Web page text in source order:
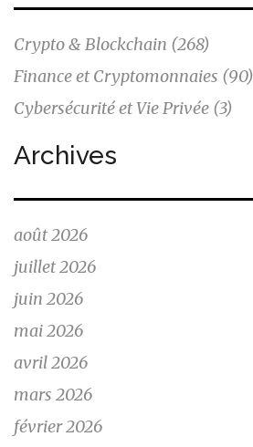
Crypto & Blockchain (268)
Finance et Cryptomonnaies (90)
Cybersécurité et Vie Privée (3)
Archives
août 2026
juillet 2026
juin 2026
mai 2026
avril 2026
mars 2026
février 2026